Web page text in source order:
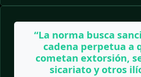
“La norma busca
cadena perpetua a
cometan extorsión,
sicariato y otros